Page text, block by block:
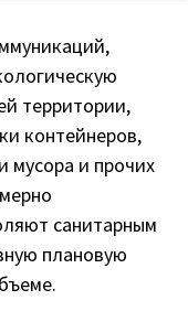
территории,
контейнеров,
мусора и прочих
санитарным
плановую